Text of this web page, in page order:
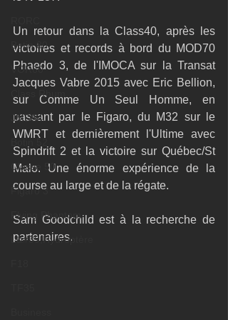
Botin 80
VOR60
Class Rhum
JMD54
Classe 50
Figaro 3
Flying Phantom
L&#39;Hydroptère
Un retour dans la Class40, après les
victoires et records à bord du MOD70
Phaedo 3, de l'IMOCA sur la Transat
Jacques Vabre 2015 avec Eric Bellion,
sur Comme Un Seul Homme, en
passant par le Figaro, du M32 sur le
WMRT et dernièrement l'Ultime avec
Spindrift 2 et la victoire sur Québec/St
Malo. Une énorme expérience de la
course au large et de la régate.
Sam Goodchild est à la recherche de
partenaires.